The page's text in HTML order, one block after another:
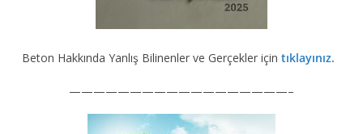
Beton Hakkında Yanlış Bilinenler ve Gerçekler için tıklayınız.
——————————————————–